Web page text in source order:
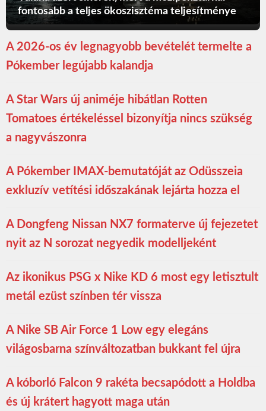
fontosabb a teljes ökoszisztéma teljesítménye
A 2026-os év legnagyobb bevételét termelte a
Pókember legújabb kalandja
A Star Wars új animéje hibátlan Rotten
Tomatoes értékeléssel bizonyítja nincs szükség
a nagyvászonra
A Pókember IMAX-bemutatóját az Odüsszeia
exkluzív vetítési időszakának lejárta hozza el
A Dongfeng Nissan NX7 formaterve új fejezetet
nyit az N sorozat negyedik modelljeként
Az ikonikus PSG x Nike KD 6 most egy letisztult
metál ezüst színben tér vissza
A Nike SB Air Force 1 Low egy elegáns
világosbarna színváltozatban bukkant fel újra
A kóborló Falcon 9 rakéta becsapódott a Holdba
és új krátert hagyott maga után